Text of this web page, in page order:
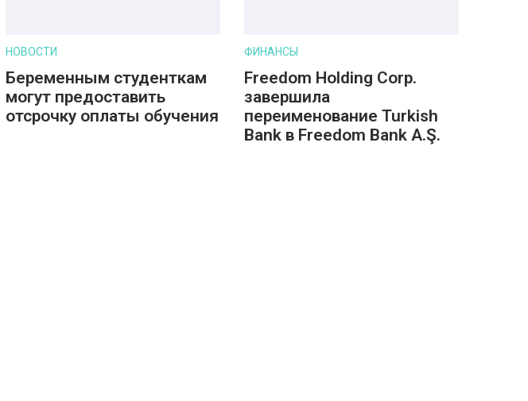
НОВОСТИ
Беременным студенткам
могут предоставить
отсрочку оплаты обучения
ФИНАНСЫ
Freedom Holding Corp.
завершила
переименование Turkish
Bank в Freedom Bank A.Ş.